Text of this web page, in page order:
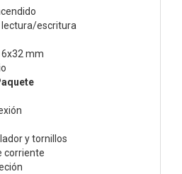
lectura/escritura
mm
y tornillos
corriente